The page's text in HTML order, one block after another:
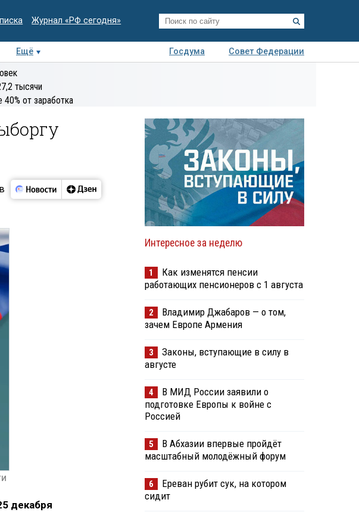
Журнал «РФ сегодня»
Ещё Госдума
Совет Федерации
тысячи
от заработка
декабря
Интересное за неделю
1
Как изменятся пенсии
работающих пенсионеров с 1 августа
2
Владимир Джабаров — о том,
зачем Европе Армения
3
Законы, вступающие в силу в
августе
4
В МИД России заявили о
подготовке Европы к войне с
Россией
5
В Абхазии впервые пройдёт
масштабный молодёжный форум
6
Ереван рубит сук, на котором
сидит